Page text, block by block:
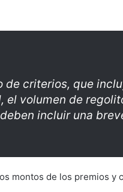
de criterios, que
el volumen de
incluir una
montos de los premios y